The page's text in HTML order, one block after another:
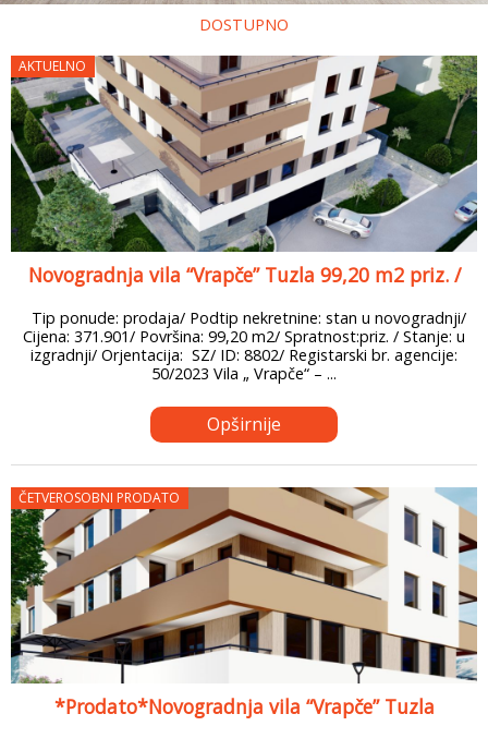
DOSTUPNO
AKTUELNO
Novogradnja vila “Vrapče” Tuzla 99,20 m2 priz. /
Tip ponude: prodaja/ Podtip nekretnine: stan u novogradnji/
Cijena: 371.901/ Površina: 99,20 m2/ Spratnost:priz. / Stanje: u
izgradnji/ Orjentacija: SZ/ ID: 8802/ Registarski br. agencije:
50/2023 Vila „ Vrapče“ – ...
Opširnije
ČETVEROSOBNI PRODATO
*Prodato*Novogradnja vila “Vrapče” Tuzla